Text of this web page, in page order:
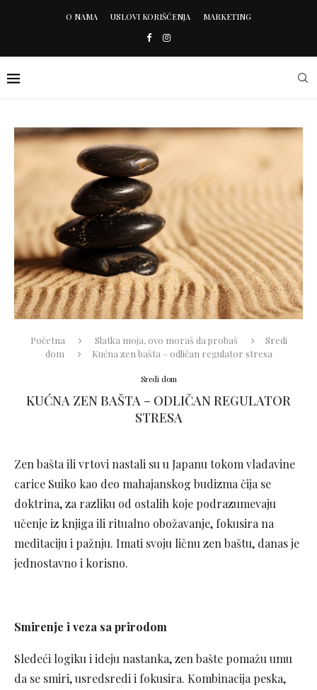
O NAMA USLOVI KORIŠĆENJA MARKETING
Početna Slatka moja, ovo moraš da probaš
Sredi
dom
Kućna zen bašta – odličan regulator stresa
Sredi dom
KUĆNA ZEN BAŠTA – ODLIČAN REGULATOR
STRESA
Zen bašta ili vrtovi nastali su u Japanu tokom vladavine
carice Suiko kao deo mahajanskog budizma čija se
doktrina, za razliku od ostalih koje podrazumevaju
učenje iz knjiga ili ritualno obožavanje, fokusira na
meditaciju i pažnju. Imati svoju ličnu zen baštu, danas je
jednostavno i korisno.
Smirenje i veza sa prirodom
Sledeći logiku i ideju nastanka, zen bašte pomažu umu
da se smiri, usredsredi i fokusira. Kombinacija peska,